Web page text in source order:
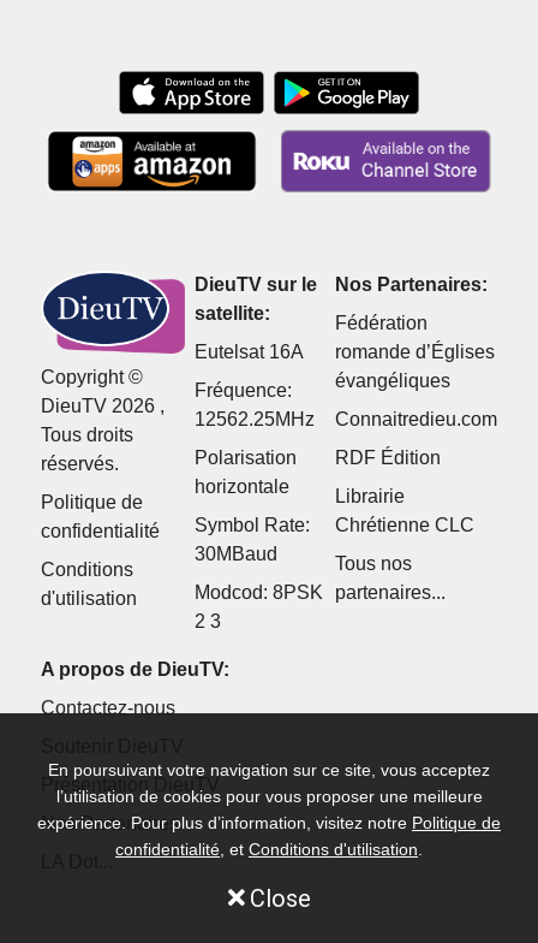
Copyright ©
DieuTV 2026 ,
Tous droits
réservés.
Politique de
confidentialité
Conditions
d'utilisation
DieuTV sur le
satellite:
Eutelsat 16A
Fréquence:
12562.25MHz
Polarisation
horizontale
Symbol Rate:
30MBaud
Modcod: 8PSK
2 3
Nos Partenaires:
Fédération
romande d’Églises
évangéliques
Connaitredieu.com
RDF Édition
Librairie
Chrétienne CLC
Tous nos
partenaires...
A propos de DieuTV:
Contactez-nous
Présentation DieuTV
Nos Partenaires
En poursuivant votre navigation sur ce site, vous acceptez
l’utilisation de cookies pour vous proposer une meilleure
expérience. Pour plus d’information, visitez notre Politique de
confidentialité , et Conditions d'utilisation